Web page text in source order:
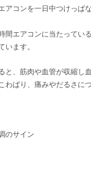
アコンを一日中つけっぱ
間エアコンに当たってい
います。
と、筋肉や血管が収縮し
わばり、痛みやだるさに
のサイン